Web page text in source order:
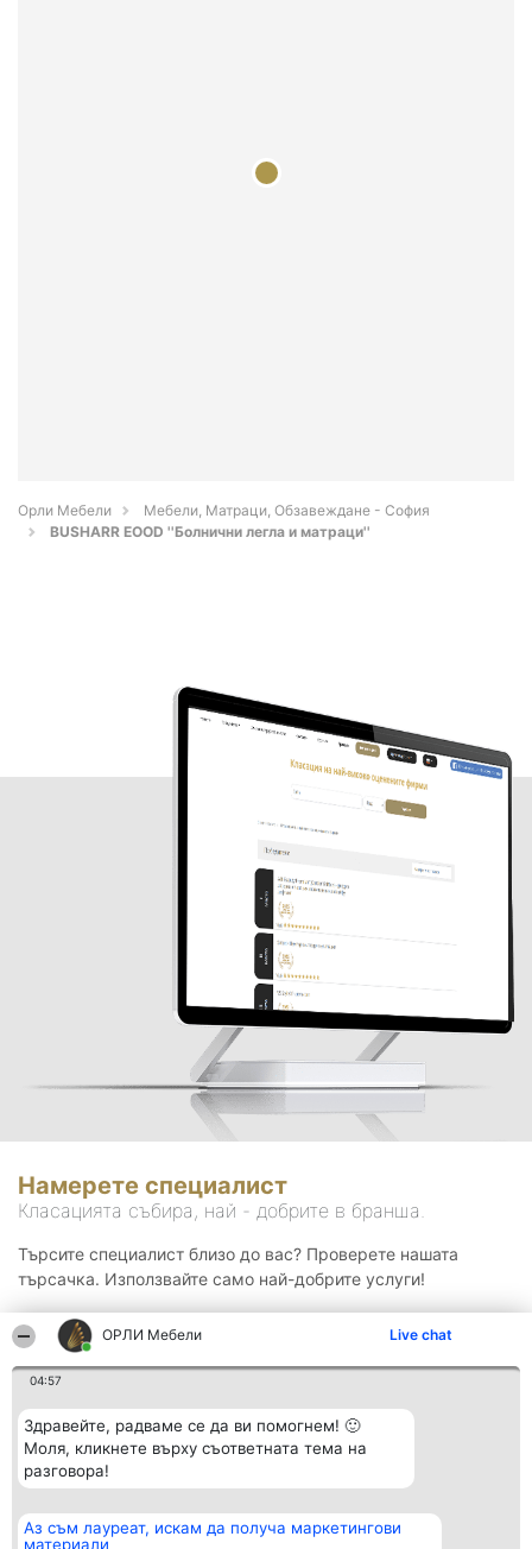
ОРЛИ Мебели Live chat
04:57
Здравейте, радваме се да ви помогнем! 🙂
Моля, кликнете върху съответната тема на
разговора!
Аз съм лауреат, искам да получа маркетингови
материали
Орли Мебели
Мебели, Матраци, Обзавеждане - София
BUSHARR EOOD ''Болнични легла и матраци''
Намерете специалист
Класацията събира, най - добрите в бранша.
Търсите специалист близо до вас? Проверете нашата
търсачка. Използвайте само най-добрите услуги!
Организатор на
класиране
Класация Контакти